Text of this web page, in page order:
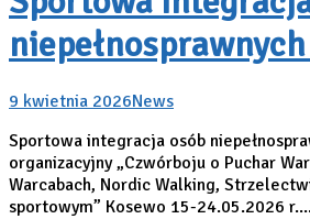
9 kwietnia 2026News
Sportowa integracja osób
organizacyjny „Czwórboju o Puchar
Warcabach, Nordic Walking,
sportowym” Kosewo 15-24.05.2026